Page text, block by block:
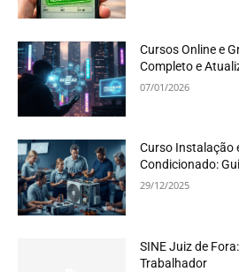
Cursos Online e
Completo e
07/01/2026
Curso Instalação
Condicionado:
29/12/2025
SINE Juiz de
Trabalhador